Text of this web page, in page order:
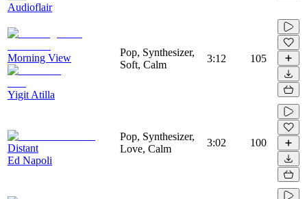
Audioflair
Morning View
Yigit Atilla
Pop, Synthesizer,
Soft, Calm
3:12 105
Distant
Ed Napoli
Pop, Synthesizer,
Love, Calm
3:02 100